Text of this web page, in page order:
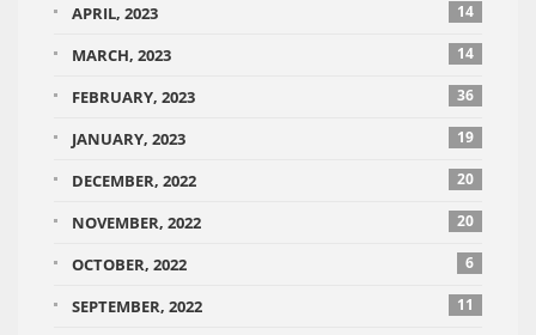
APRIL, 2023 14
MARCH, 2023 14
FEBRUARY, 2023 36
JANUARY, 2023 19
DECEMBER, 2022 20
NOVEMBER, 2022 20
OCTOBER, 2022 6
SEPTEMBER, 2022 11